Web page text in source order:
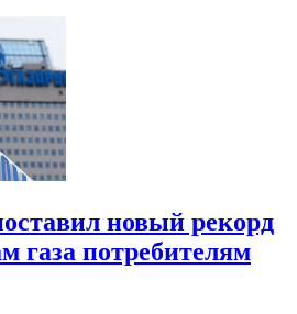
новый рекорд
газа потребителям